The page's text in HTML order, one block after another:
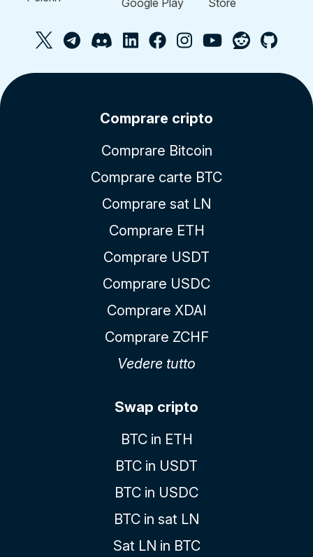
Comprare cripto
Comprare Bitcoin
Comprare carte BTC
Comprare sat LN
Comprare ETH
Comprare USDT
Comprare USDC
Comprare XDAI
Comprare ZCHF
Vedere tutto
Swap cripto
BTC in ETH
BTC in USDT
BTC in USDC
BTC in sat LN
Sat LN in BTC